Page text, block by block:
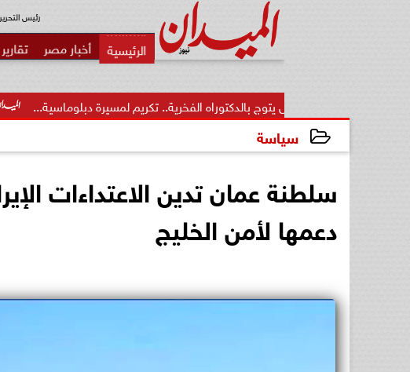
رئيس التحرير
أخبار مصر
من القطاع منقل يتوج بالدكتوراه الفخرية.. تكريم لمسيرة دبلوماسية...
سياسة
سلطنة عمان تدين الاعتداءات
دعمها لأمن الخليج